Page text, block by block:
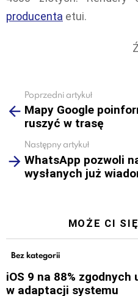
producenta etui.
more
Poprzedni artykuł
Mapy Google
ruszyć w trasę
Następny artykuł
WhatsApp pozwoli
wysłanych już
MOŻE CI
Bez kategorii
iOS 9 na 88%
w adaptacji systemu